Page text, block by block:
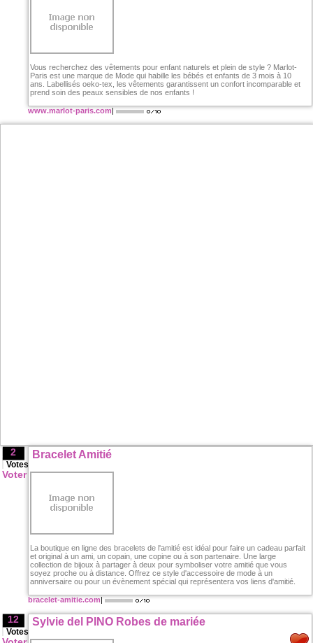
Vous recherchez des vêtements pour enfant naturels et plein de style ? Marlot-
Paris est une marque de Mode qui habille les bébés et enfants de 3 mois à 10
ans. Labellisés oeko-tex, les vêtements garantissent un confort incomparable et
prend soin des peaux sensibles de nos enfants !
www.marlot-paris.com|
2
Votes
Voter
Bracelet Amitié
La boutique en ligne des bracelets de l'amitié est idéal pour faire un cadeau parfait
et original à un ami, un copain, une copine ou à son partenaire. Une large
collection de bijoux à partager à deux pour symboliser votre amitié que vous
soyez proche ou à distance. Offrez ce style d'accessoire de mode à un
anniversaire ou pour un évènement spécial qui représentera vos liens d'amitié.
bracelet-amitie.com|
12
Votes
Sylvie del PINO Robes de mariée